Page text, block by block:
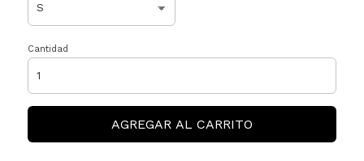
Cantidad
AGREGAR AL CARRITO